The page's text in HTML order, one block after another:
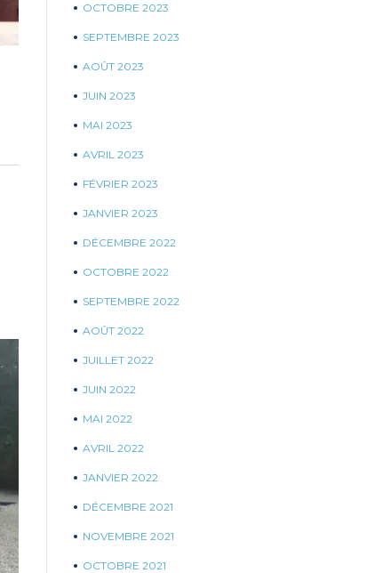
OCTOBRE 2023
SEPTEMBRE 2023
AOÛT 2023
JUIN 2023
MAI 2023
AVRIL 2023
FÉVRIER 2023
JANVIER 2023
DÉCEMBRE 2022
OCTOBRE 2022
SEPTEMBRE 2022
AOÛT 2022
JUILLET 2022
JUIN 2022
MAI 2022
AVRIL 2022
JANVIER 2022
DÉCEMBRE 2021
NOVEMBRE 2021
OCTOBRE 2021